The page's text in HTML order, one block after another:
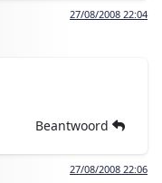
27/08/2008 22:04
Beantwoord
27/08/2008 22:06